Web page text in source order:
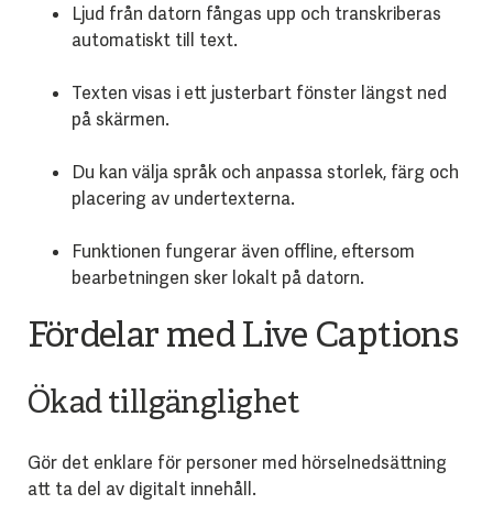
Ljud från datorn fångas upp och transkriberas
automatiskt till text.
Texten visas i ett justerbart fönster längst ned
på skärmen.
Du kan välja språk och anpassa storlek, färg och
placering av undertexterna.
Funktionen fungerar även offline, eftersom
bearbetningen sker lokalt på datorn.
Fördelar med Live Captions
Ökad tillgänglighet
Gör det enklare för personer med hörselnedsättning
att ta del av digitalt innehåll.